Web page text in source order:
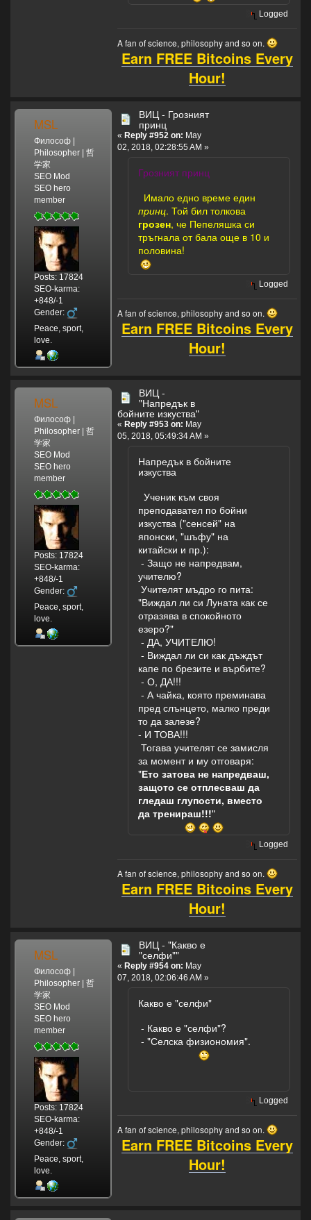
Logged
A fan of science, philosophy and so on.
Earn FREE Bitcoins Every
Hour!
MSL
Философ |
Philosopher | 哲
学家
SEO Mod
SEO hero
member
Posts: 17824
SEO-karma:
+848/-1
Gender:
Peace, sport,
love.
ВИЦ - Грозният
принц
« Reply #952 on: May
02, 2018, 02:28:55 AM »
Грозният принц
Имало едно време един
принц. Той бил толкова
грозен, че Пепеляшка си
тръгнала от бала още в 10 и
половина!
Logged
A fan of science, philosophy and so on.
Earn FREE Bitcoins Every
Hour!
MSL
Философ |
Philosopher | 哲
学家
SEO Mod
SEO hero
member
Posts: 17824
SEO-karma:
+848/-1
Gender:
Peace, sport,
love.
ВИЦ -
"Напредък в
бойните изкуства"
« Reply #953 on: May
05, 2018, 05:49:34 AM »
Напредък в бойните
изкуства
Ученик към своя
преподавател по бойни
изкуства ("сенсей" на
японски, "шъфу" на
китайски и пр.):
- Защо не напредвам,
учителю?
Учителят мъдро го пита:
"Виждал ли си Луната как се
отразява в спокойното
езеро?"
- ДА, УЧИТЕЛЮ!
- Виждал ли си как дъждът
капе по брезите и върбите?
- О, ДА!!!
- А чайка, която преминава
пред слънцето, малко преди
то да залезе?
- И ТОВА!!!
Тогава учителят се замисля
за момент и му отговаря:
"Ето затова не напредваш,
защото се отплесваш да
гледаш глупости, вместо
да тренираш!!!"
Logged
A fan of science, philosophy and so on.
Earn FREE Bitcoins Every
Hour!
MSL
Философ |
Philosopher | 哲
学家
SEO Mod
SEO hero
member
Posts: 17824
SEO-karma:
+848/-1
Gender:
Peace, sport,
love.
ВИЦ - "Какво е
"селфи""
« Reply #954 on: May
07, 2018, 02:06:46 AM »
Какво е "селфи"
- Какво е "селфи"?
- "Селска физиономия".
Logged
A fan of science, philosophy and so on.
Earn FREE Bitcoins Every
Hour!